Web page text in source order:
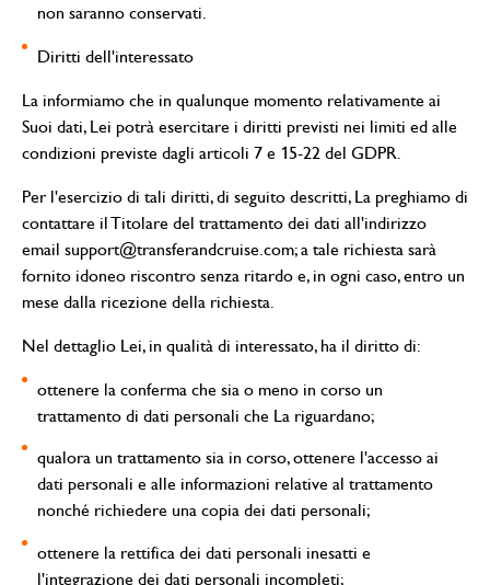
non saranno conservati.
Diritti dell'interessato
La informiamo che in qualunque momento relativamente ai
Suoi dati, Lei potrà esercitare i diritti previsti nei limiti ed alle
condizioni previste dagli articoli 7 e 15-22 del GDPR.
Per l'esercizio di tali diritti, di seguito descritti, La preghiamo di
contattare il Titolare del trattamento dei dati all'indirizzo
email support@transferandcruise.com; a tale richiesta sarà
fornito idoneo riscontro senza ritardo e, in ogni caso, entro un
mese dalla ricezione della richiesta.
Nel dettaglio Lei, in qualità di interessato, ha il diritto di:
ottenere la conferma che sia o meno in corso un
trattamento di dati personali che La riguardano;
qualora un trattamento sia in corso, ottenere l'accesso ai
dati personali e alle informazioni relative al trattamento
nonché richiedere una copia dei dati personali;
ottenere la rettifica dei dati personali inesatti e
l'integrazione dei dati personali incompleti;